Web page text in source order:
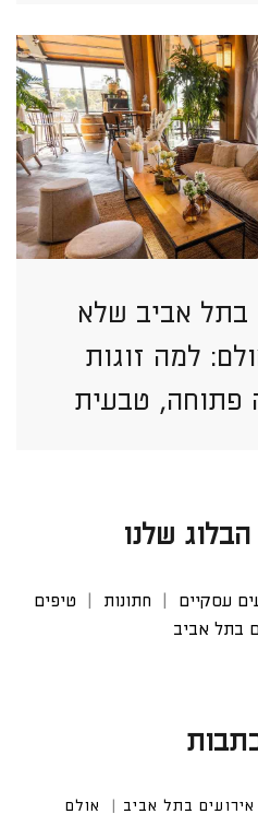
בתל אביב שלא
למה זוגות
פתוחה, טבעית
הבלוג שלנו
עסקיים חתונות
טיפים
בתל אביב
בתל אביב
אולם אי